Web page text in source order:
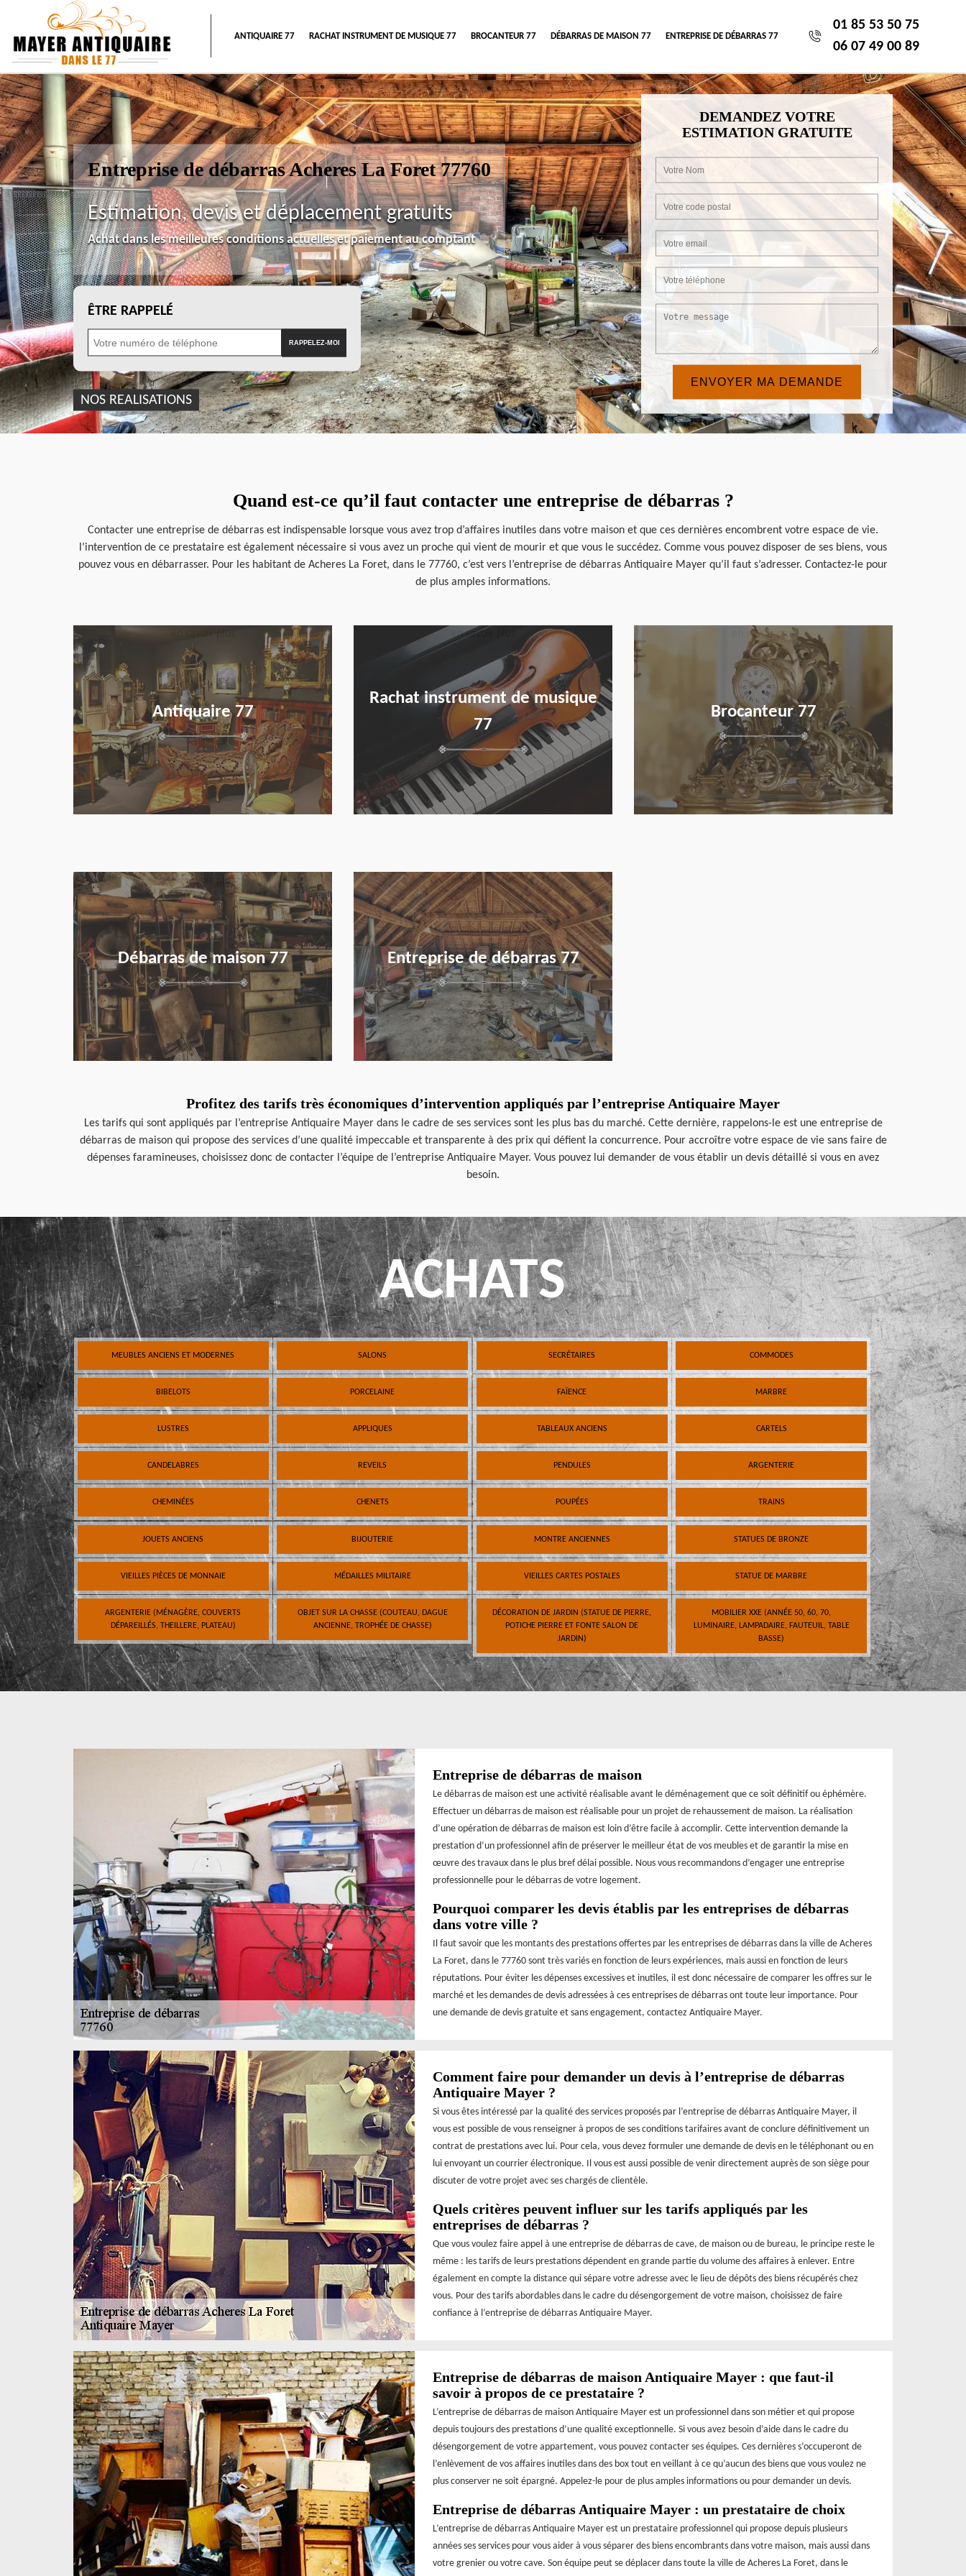
ANTIQUAIRE 77 RACHAT INSTRUMENT DE MUSIQUE 77 BROCANTEUR 77 DÉBARRAS DE MAISON 77 ENTREPRISE DE DÉBARRAS 77
01 85 53 50 75
06 07 49 00 89
Entreprise de débarras Acheres La Foret 77760
Estimation, devis et déplacement gratuits
Achat dans les meilleures conditions actuelles et paiement au comptant
ÊTRE RAPPELÉ
NOS REALISATIONS
DEMANDEZ VOTRE
ESTIMATION GRATUITE
Quand est-ce qu’il faut contacter une entreprise de débarras ?
Contacter une entreprise de débarras est indispensable lorsque vous avez trop d’affaires inutiles dans votre maison et que ces dernières encombrent votre espace de vie.
l’intervention de ce prestataire est également nécessaire si vous avez un proche qui vient de mourir et que vous le succédez. Comme vous pouvez disposer de ses biens, vous
pouvez vous en débarrasser. Pour les habitant de Acheres La Foret, dans le 77760, c’est vers l’entreprise de débarras Antiquaire Mayer qu’il faut s’adresser. Contactez-le pour
de plus amples informations.
Antiquaire 77
Rachat instrument de musique
77
en savoir plus
Brocanteur 77
en savoir plus
Débarras de maison 77
en savoir plus
Entreprise de débarras 77
en savoir plus
Profitez des tarifs très économiques d’intervention appliqués par l’entreprise Antiquaire Mayer
Les tarifs qui sont appliqués par l’entreprise Antiquaire Mayer dans le cadre de ses services sont les plus bas du marché. Cette dernière, rappelons-le est une entreprise de
débarras de maison qui propose des services d’une qualité impeccable et transparente à des prix qui défient la concurrence. Pour accroître votre espace de vie sans faire de
dépenses faramineuses, choisissez donc de contacter l’équipe de l’entreprise Antiquaire Mayer. Vous pouvez lui demander de vous établir un devis détaillé si vous en avez
besoin.
ACHATS
MEUBLES ANCIENS ET MODERNES SALONS SECRÉTAIRES COMMODES
BIBELOTS PORCELAINE FAÏENCE MARBRE
LUSTRES APPLIQUES TABLEAUX ANCIENS CARTELS
CANDELABRES REVEILS PENDULES ARGENTERIE
CHEMINÉES CHENETS POUPÉES TRAINS
JOUETS ANCIENS BIJOUTERIE MONTRE ANCIENNES STATUES DE BRONZE
VIEILLES PIÈCES DE MONNAIE MÉDAILLES MILITAIRE VIEILLES CARTES POSTALES STATUE DE MARBRE
ARGENTERIE (MÉNAGÈRE, COUVERTS
DÉPAREILLÉS, THEILLERE, PLATEAU)
OBJET SUR LA CHASSE (COUTEAU, DAGUE
ANCIENNE, TROPHÉE DE CHASSE)
DÉCORATION DE JARDIN (STATUE DE PIERRE,
POTICHE PIERRE ET FONTE SALON DE
JARDIN)
MOBILIER XXE (ANNÉE 50, 60, 70,
LUMINAIRE, LAMPADAIRE, FAUTEUIL, TABLE
BASSE)
Entreprise de débarras de maison
Le débarras de maison est une activité réalisable avant le déménagement que ce soit définitif ou éphémère.
Effectuer un débarras de maison est réalisable pour un projet de rehaussement de maison. La réalisation
d’une opération de débarras de maison est loin d’être facile à accomplir. Cette intervention demande la
prestation d’un professionnel afin de préserver le meilleur état de vos meubles et de garantir la mise en
œuvre des travaux dans le plus bref délai possible. Nous vous recommandons d’engager une entreprise
professionnelle pour le débarras de votre logement.
Pourquoi comparer les devis établis par les entreprises de débarras
dans votre ville ?
Il faut savoir que les montants des prestations offertes par les entreprises de débarras dans la ville de Acheres
La Foret, dans le 77760 sont très variés en fonction de leurs expériences, mais aussi en fonction de leurs
réputations. Pour éviter les dépenses excessives et inutiles, il est donc nécessaire de comparer les offres sur le
marché et les demandes de devis adressées à ces entreprises de débarras ont toute leur importance. Pour
une demande de devis gratuite et sans engagement, contactez Antiquaire Mayer.
Comment faire pour demander un devis à l’entreprise de débarras
Antiquaire Mayer ?
Si vous êtes intéressé par la qualité des services proposés par l’entreprise de débarras Antiquaire Mayer, il
vous est possible de vous renseigner à propos de ses conditions tarifaires avant de conclure définitivement un
contrat de prestations avec lui. Pour cela, vous devez formuler une demande de devis en le téléphonant ou en
lui envoyant un courrier électronique. Il vous est aussi possible de venir directement auprès de son siège pour
discuter de votre projet avec ses chargés de clientèle.
Quels critères peuvent influer sur les tarifs appliqués par les
entreprises de débarras ?
Que vous voulez faire appel à une entreprise de débarras de cave, de maison ou de bureau, le principe reste le
même : les tarifs de leurs prestations dépendent en grande partie du volume des affaires à enlever. Entre
également en compte la distance qui sépare votre adresse avec le lieu de dépôts des biens récupérés chez
vous. Pour des tarifs abordables dans le cadre du désengorgement de votre maison, choisissez de faire
confiance à l’entreprise de débarras Antiquaire Mayer.
Entreprise de débarras de maison Antiquaire Mayer : que faut-il
savoir à propos de ce prestataire ?
L’entreprise de débarras de maison Antiquaire Mayer est un professionnel dans son métier et qui propose
depuis toujours des prestations d’une qualité exceptionnelle. Si vous avez besoin d’aide dans le cadre du
désengorgement de votre appartement, vous pouvez contacter ses équipes. Ces dernières s’occuperont de
l’enlèvement de vos affaires inutiles dans des box tout en veillant à ce qu’aucun des biens que vous voulez ne
plus conserver ne soit épargné. Appelez-le pour de plus amples informations ou pour demander un devis.
Entreprise de débarras Antiquaire Mayer : un prestataire de choix
L’entreprise de débarras Antiquaire Mayer est un prestataire professionnel qui propose depuis plusieurs
années ses services pour vous aider à vous séparer des biens encombrants dans votre maison, mais aussi dans
votre grenier ou votre cave. Son équipe peut se déplacer dans toute la ville de Acheres La Foret, dans le